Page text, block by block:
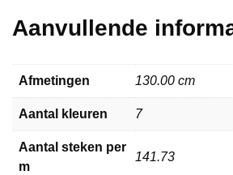
Aanvullende
Afmetingen 130.00 cm
Aantal kleuren 7
Aantal steken per
m
141.73